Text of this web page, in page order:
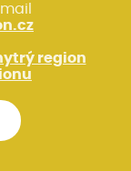
region